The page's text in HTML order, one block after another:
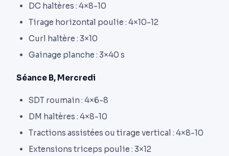
DC haltères : 4×8-10
Tirage horizontal poulie : 4×10-12
Curl haltère : 3×10
Gainage planche : 3×40 s
Séance B, Mercredi
SDT roumain : 4×6-8
DM haltères : 4×8-10
Tractions assistées ou tirage vertical : 4×8-10
Extensions triceps poulie : 3×12